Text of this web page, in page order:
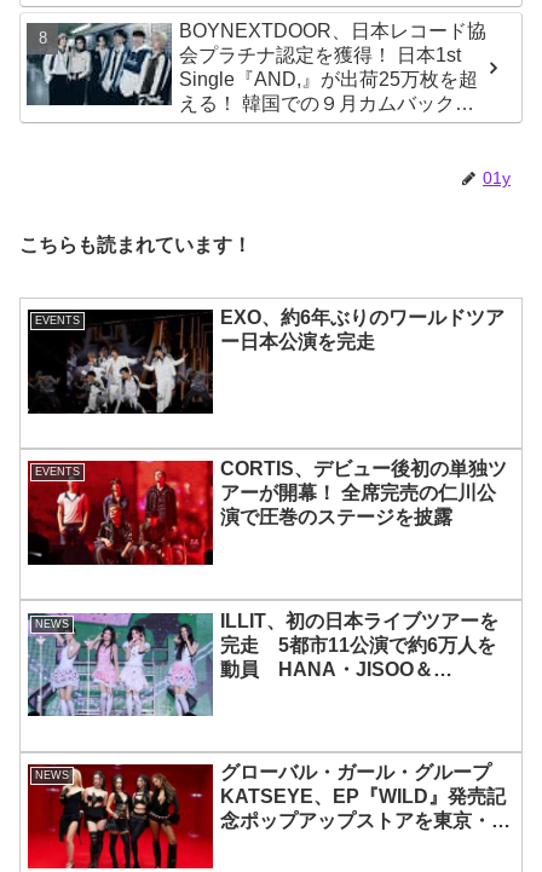
ージパフォーマンス披露！ 卒業パ
ーティーをコンセプトにスーツで
魅了【動画あり】
BOYNEXTDOOR、日本レコード協
会プラチナ認定を獲得！ 日本1st
Single『AND,』が出荷25万枚を超
える！ 韓国での９月カムバックも
決定
01y
こちらも読まれています！
EVENTS
EXO、約6年ぶりのワールドツア
ー日本公演を完走
EVENTS
CORTIS、デビュー後初の単独ツ
アーが開幕！ 全席完売の仁川公
演で圧巻のステージを披露
NEWS
ILLIT、初の日本ライブツアーを
完走 5都市11公演で約6万人を
動員 HANA・JISOO＆
NEWS
グローバル・ガール・グループ
KATSEYE、EP『WILD』発売記
念ポップアップストアを東京・原